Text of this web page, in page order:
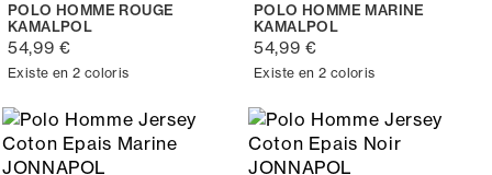
POLO HOMME ROUGE
KAMALPOL
54,99 €
Existe en 2 coloris
POLO HOMME MARINE
KAMALPOL
54,99 €
Existe en 2 coloris